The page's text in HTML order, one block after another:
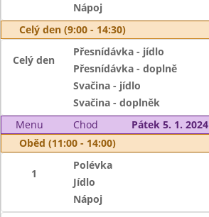
Nápoj
Celý den (9:00 - 14:30)
Celý den
Přesnídávka - jídlo
Přesnídávka - doplně
Svačina - jídlo
Svačina - doplněk
Menu
Chod
Pátek 5. 1. 2024
Oběd (11:00 - 14:00)
1
Polévka
Jídlo
Nápoj